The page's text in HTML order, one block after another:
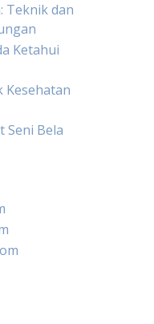
Teknik dan
Ketahui
Kesehatan
Seni Bela